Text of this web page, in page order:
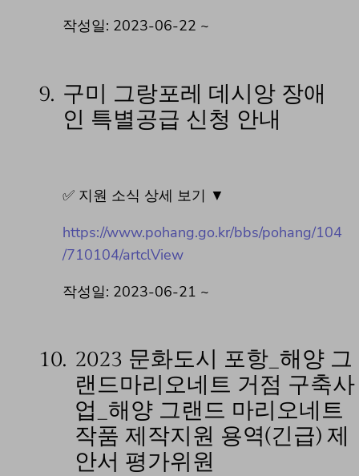
작성일: 2023-06-22 ~
9. 구미 그랑포레 데시앙 장애
인 특별공급 신청 안내
✅ 지원 소식 상세 보기 ▼
https://www.pohang.go.kr/bbs/pohang/104
/710104/artclView
작성일: 2023-06-21 ~
10. 2023 문화도시 포항_해양 그
랜드마리오네트 거점 구축사
업_해양 그랜드 마리오네트
작품 제작지원 용역(긴급) 제
안서 평가위원